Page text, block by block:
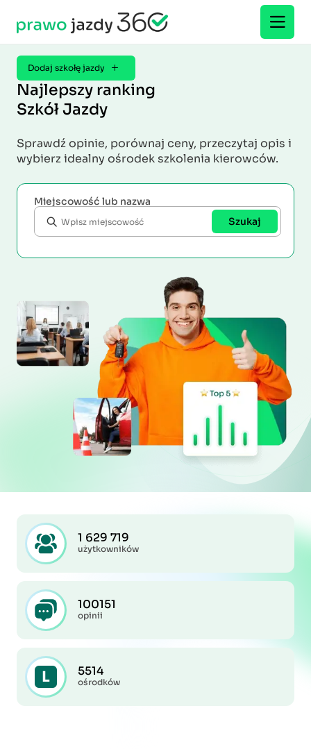
Dodaj szkołę jazdy
Najlepszy ranking
Szkół Jazdy
Sprawdź opinie, porównaj ceny, przeczytaj opis i
wybierz idealny ośrodek szkolenia kierowców.
Miejscowość lub nazwa
Szukaj
1 629 719
użytkowników
100151
opinii
5514
ośrodków